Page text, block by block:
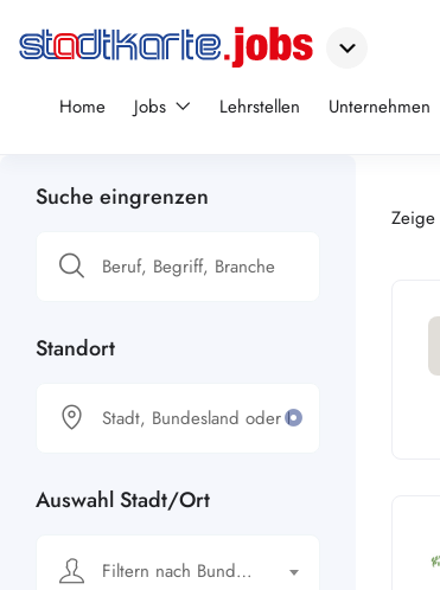
Home Jobs Lehrstellen Unternehmen
Suche eingrenzen
Standort
Auswahl Stadt/Ort
Filtern nach Bundesland
Zeige